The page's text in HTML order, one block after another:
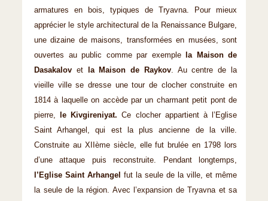
armatures en bois, typiques de Tryavna. Pour mieux
apprécier le style architectural de la Renaissance Bulgare,
une dizaine de maisons, transformées en musées, sont
ouvertes au public comme par exemple
la Maison de
Dasakalov et la Maison de Raykov. Au centre de la
vieille ville se dresse une tour de clocher construite en
1814 à laquelle on accède par un charmant petit pont de
pierre,
le Kivgireniyat. Ce clocher appartient à l’Eglise
Saint Arhangel, qui est la plus ancienne de la ville.
Construite au XIIème siècle, elle fut brulée en 1798 lors
d’une attaque puis reconstruite. Pendant longtemps,
l’Eglise Saint Arhangel fut la seule de la ville, et même
la seule de la région. Avec l’expansion de Tryavna et sa